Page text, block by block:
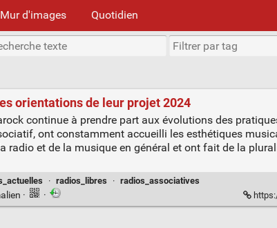
Mur d'images Quotidien
orientations de leur projet 2024
continue à prendre part aux évolutions des
ont constamment accueilli les esthétiques
radio et de la musique en général et ont fait de la
· radios_libres · radios_associatives
· · https://